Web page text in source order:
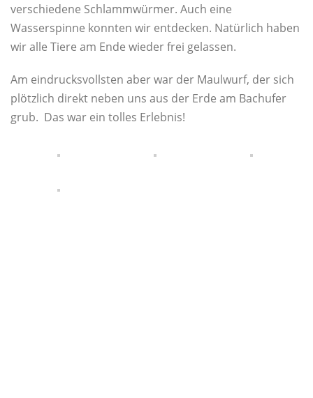
verschiedene Schlammwürmer. Auch eine
Wasserspinne konnten wir entdecken. Natürlich haben
wir alle Tiere am Ende wieder frei gelassen.
Am eindrucksvollsten aber war der Maulwurf, der sich
plötzlich direkt neben uns aus der Erde am Bachufer
grub. Das war ein tolles Erlebnis!